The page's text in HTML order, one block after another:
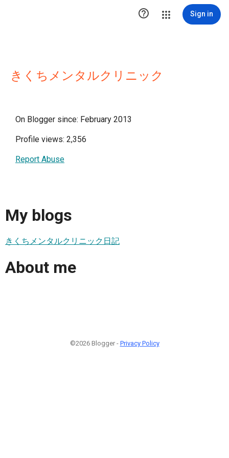
 Sign in
きくちメンタルクリニック
On Blogger since: February 2013
Profile views: 2,356
Report Abuse
My blogs
きくちメンタルクリニック日記
About me
©2026 Blogger - Privacy Policy